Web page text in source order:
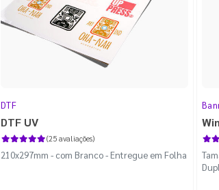
DTF
DTF UV
(25 avaliações)
210x297mm - com Branco - Entregue em Folha